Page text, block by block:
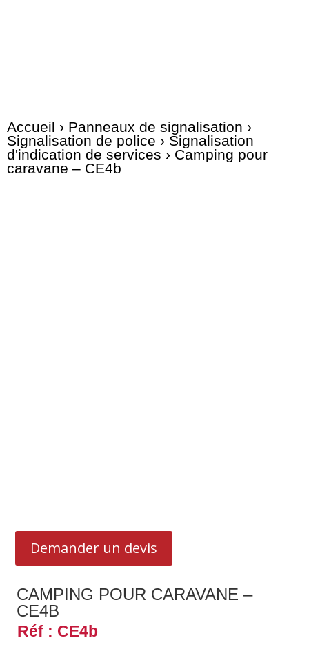
Accueil › Panneaux de signalisation ›
Signalisation de police › Signalisation
d'indication de services › Camping pour
caravane – CE4b
Demander un devis
CAMPING POUR CARAVANE –
CE4B
Réf : CE4b